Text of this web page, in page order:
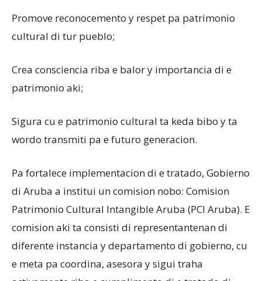
Promove reconocemento y respet pa patrimonio
cultural di tur pueblo;
Crea consciencia riba e balor y importancia di e
patrimonio aki;
Sigura cu e patrimonio cultural ta keda bibo y ta
wordo transmiti pa e futuro generacion.
Pa fortalece implementacion di e tratado, Gobierno
di Aruba a institui un comision nobo: Comision
Patrimonio Cultural Intangible Aruba (PCI Aruba). E
comision aki ta consisti di representantenan di
diferente instancia y departamento di gobierno, cu
e meta pa coordina, asesora y sigui traha